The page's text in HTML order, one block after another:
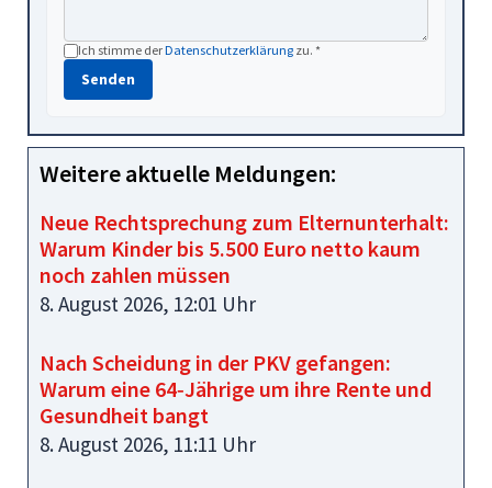
Ich stimme derDatenschutzerklärung zu. *
Senden
Weitere aktuelle Meldungen:
Neue Rechtsprechung zum Elternunterhalt:
Warum Kinder bis 5.500 Euro netto kaum
noch zahlen müssen
8. August 2026, 12:01 Uhr
Nach Scheidung in der PKV gefangen:
Warum eine 64‑Jährige um ihre Rente und
Gesundheit bangt
8. August 2026, 11:11 Uhr